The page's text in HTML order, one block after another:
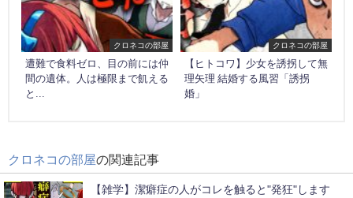
クロネコの部屋
遭難で食料ゼロ、目の前には仲
間の遺体。人は極限まで飢える
と...
クロネコの部屋
【ヒトコワ】少女を誘拐して無
理矢理 結婚する風習「誘拐
婚」
クロネコの部屋の関連記事
【雑学】潔癖症の人がコレを触ると"発狂"します